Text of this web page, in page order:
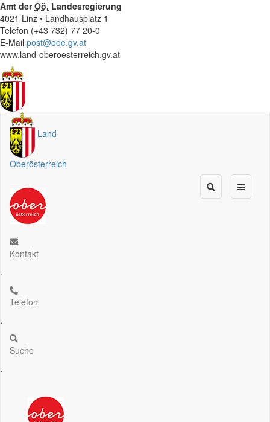
Amt derOö. Landesregierung
4021 Linz • Landhausplatz 1
Telefon (+43 732) 77 20-0
E-Mail post@ooe.gv.at
www.land-oberoesterreich.gv.at
Land
Oberösterreich
Kontakt
.
Telefon
.
Suche
.